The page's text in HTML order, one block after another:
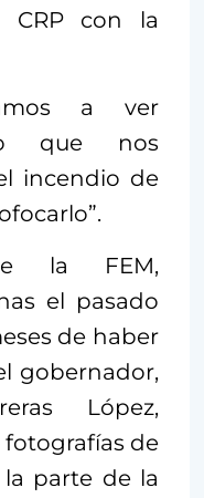
CRP con la
a ver
que nos
incendio de
la FEM,
el pasado
de haber
gobernador,
López,
de
parte de la